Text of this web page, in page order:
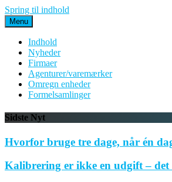
Spring til indhold
Menu
Indhold
Nyheder
Firmaer
Agenturer/varemærker
Omregn enheder
Formelsamlinger
Sidste Nyt
Hvorfor bruge tre dage, når én
Kalibrering er ikke en udgift –